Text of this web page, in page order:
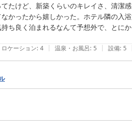
たけど、新築くらいのキレイさ、清潔
かったから嬉しかった。ホテル隣の入
ち良く泊まれるなんて予想外で、とに
ロケーション: 4 | 温泉・お風呂: 5 | 設備: 5